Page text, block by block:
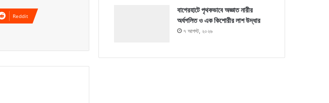
Reddit
বাগেরহাটে পৃথকভাবে অজ্ঞাত নারীর
অর্ধগলিত ও এক কিশোরীর লাশ উদ্ধার
৭ আগস্ট, ২০২৬